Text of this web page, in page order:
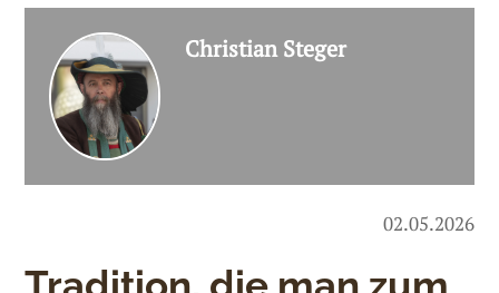
Christian Steger
02.05.2026